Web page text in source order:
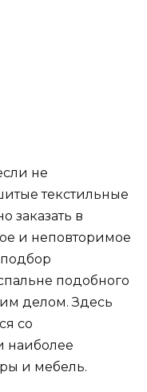
не
текстильные
заказать в
и неповторимое
подобного
делом. Здесь
со
наиболее
и мебель.